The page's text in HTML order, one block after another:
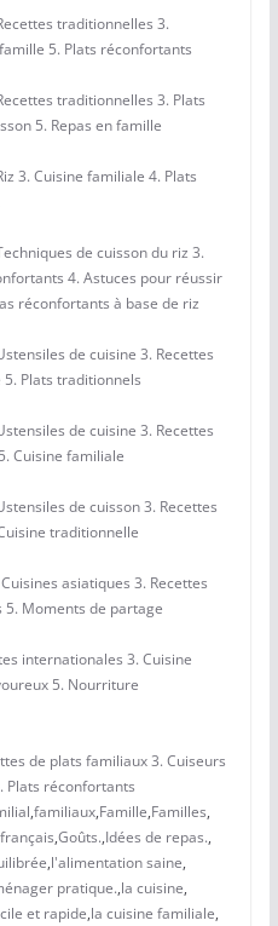
traditionnelles 3.
5. Plats réconfortants
traditionnelles 3. Plats
5. Repas en famille
3. Cuisine familiale 4. Plats
de cuisson du riz 3.
4. Astuces pour réussir
réconfortants à base de riz
de cuisine 3. Recettes
Plats traditionnels
de cuisine 3. Recettes
Cuisine familiale
de cuisson 3. Recettes
traditionnelle
asiatiques 3. Recettes
Moments de partage
internationales 3. Cuisine
5. Nourriture
de plats familiaux 3. Cuiseurs
Plats réconfortants
,familiaux,Famille,Familles,
français,Goûts.,Idées de repas.,
,l'alimentation saine,
pratique.,la cuisine,
et rapide,la cuisine familiale,